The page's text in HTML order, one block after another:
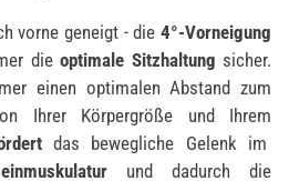
vorne geneigt - die 4°-Vorneigung
dieoptimale Sitzhaltung sicher.
einen optimalen Abstand zum
Ihrer Körpergröße und Ihrem
das bewegliche Gelenk im
und dadurch die